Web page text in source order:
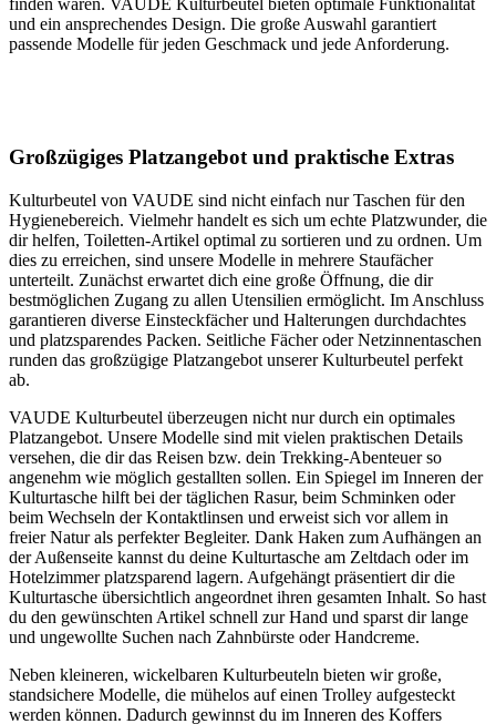
und ein ansprechendes Design. Die große Auswahl garantiert
passende Modelle für jeden Geschmack und jede Anforderung.
Großzügiges Platzangebot und praktische Extras
Kulturbeutel von VAUDE sind nicht einfach nur Taschen für den
Hygienebereich. Vielmehr handelt es sich um echte Platzwunder, die
dir helfen, Toiletten-Artikel optimal zu sortieren und zu ordnen. Um
dies zu erreichen, sind unsere Modelle in mehrere Staufächer
unterteilt. Zunächst erwartet dich eine große Öffnung, die dir
bestmöglichen Zugang zu allen Utensilien ermöglicht. Im Anschluss
garantieren diverse Einsteckfächer und Halterungen durchdachtes
und platzsparendes Packen. Seitliche Fächer oder Netzinnentaschen
runden das großzügige Platzangebot unserer Kulturbeutel perfekt
ab.
VAUDE Kulturbeutel überzeugen nicht nur durch ein optimales
Platzangebot. Unsere Modelle sind mit vielen praktischen Details
versehen, die dir das Reisen bzw. dein Trekking-Abenteuer so
angenehm wie möglich gestallten sollen. Ein Spiegel im Inneren der
Kulturtasche hilft bei der täglichen Rasur, beim Schminken oder
beim Wechseln der Kontaktlinsen und erweist sich vor allem in
freier Natur als perfekter Begleiter. Dank Haken zum Aufhängen an
der Außenseite kannst du deine Kulturtasche am Zeltdach oder im
Hotelzimmer platzsparend lagern. Aufgehängt präsentiert dir die
Kulturtasche übersichtlich angeordnet ihren gesamten Inhalt. So hast
du den gewünschten Artikel schnell zur Hand und sparst dir lange
und ungewollte Suchen nach Zahnbürste oder Handcreme.
Neben kleineren, wickelbaren Kulturbeuteln bieten wir große,
standsichere Modelle, die mühelos auf einen Trolley aufgesteckt
werden können. Dadurch gewinnst du im Inneren des Koffers